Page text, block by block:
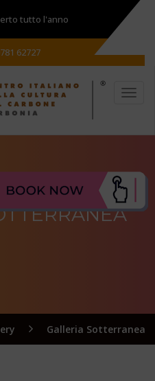
tutto l'anno
62727
Galleria Sotterranea